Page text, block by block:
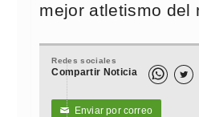
mejor atletismo del
Redes sociales
Compartir Noticia 
✉ Enviar por correo